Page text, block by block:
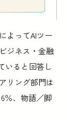
よってAIツー
ジネス・金融
いると回答し
リング部門は
％、物語／脚